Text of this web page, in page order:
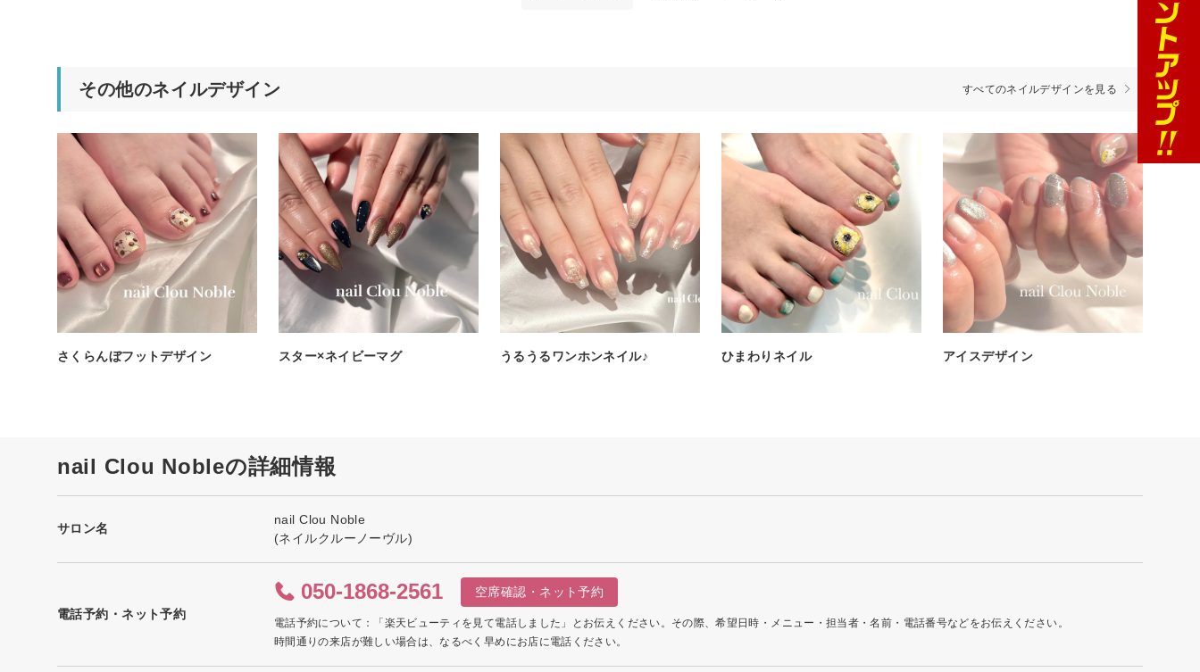
その他のネイルデザイン すべてのネイルデザインを見る
さくらんぼフットデザイン スター×ネイビーマグ うるうるワンホンネイル♪ ひまわりネイル アイスデザイン
nail Clou Nobleの詳細情報
サロン名
nail Clou Noble
(ネイルクルーノーヴル)
電話予約・ネット予約
050-1868-2561 空席確認・ネット予約
電話予約について：「楽天ビューティを見て電話しました」とお伝えください。その際、希望日時・メニュー・担当者・名前・電話番号などをお伝えください。
時間通りの来店が難しい場合は、なるべく早めにお店に電話ください。